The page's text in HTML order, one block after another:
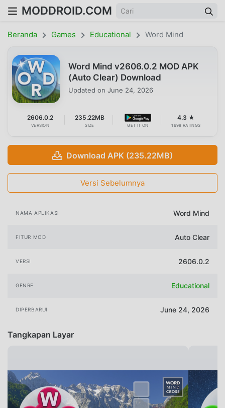
MODDROID.COM
Beranda Games Educational Word Mind
Word Mind v2606.0.2 MOD APK
(Auto Clear) Download
Updated on June 24, 2026
2606.0.2
VERSION
235.22MB
SIZE GET IT ON
4.3 ★
1698 RATINGS
Download APK (235.22MB)
Versi Sebelumnya
NAMA APLIKASI Word Mind
FITUR MOD Auto Clear
VERSI 2606.0.2
GENRE Educational
DIPERBARUI June 24, 2026
Tangkapan Layar